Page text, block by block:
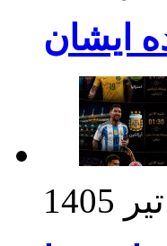
ایشان